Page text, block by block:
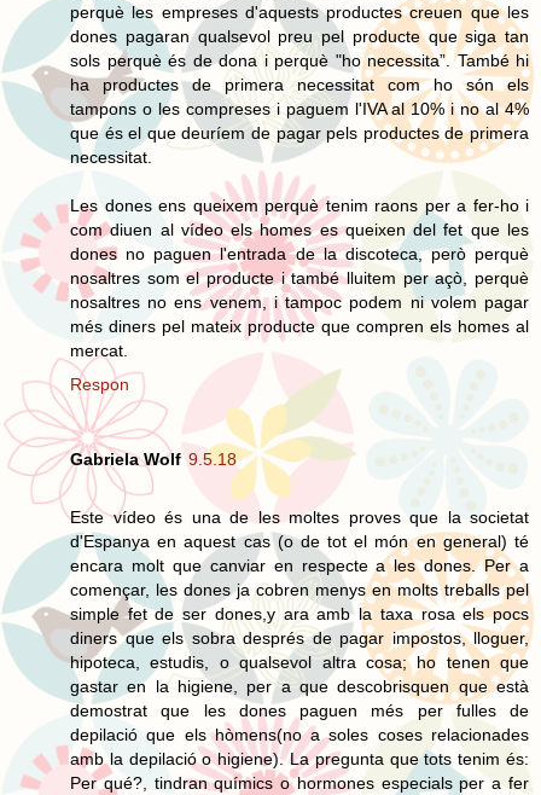
perquè les empreses d'aquests productes creuen que les
dones pagaran qualsevol preu pel producte que siga tan
sols perquè és de dona i perquè "ho necessita”. També hi
ha productes de primera necessitat com ho són els
tampons o les compreses i paguem l'IVA al 10% i no al 4%
que és el que deuríem de pagar pels productes de primera
necessitat.
Les dones ens queixem perquè tenim raons per a fer-ho i
com diuen al vídeo els homes es queixen del fet que les
dones no paguen l'entrada de la discoteca, però perquè
nosaltres som el producte i també lluitem per açò, perquè
nosaltres no ens venem, i tampoc podem ni volem pagar
més diners pel mateix producte que compren els homes al
mercat.
Respon
Gabriela Wolf 9.5.18
Este vídeo és una de les moltes proves que la societat
d'Espanya en aquest cas (o de tot el món en general) té
encara molt que canviar en respecte a les dones. Per a
començar, les dones ja cobren menys en molts treballs pel
simple fet de ser dones,y ara amb la taxa rosa els pocs
diners que els sobra després de pagar impostos, lloguer,
hipoteca, estudis, o qualsevol altra cosa; ho tenen que
gastar en la higiene, per a que descobrisquen que està
demostrat que les dones paguen més per fulles de
depilació que els hòmens(no a soles coses relacionades
amb la depilació o higiene). La pregunta que tots tenim és:
Per qué?, tindran químics o hormones especials per a fer